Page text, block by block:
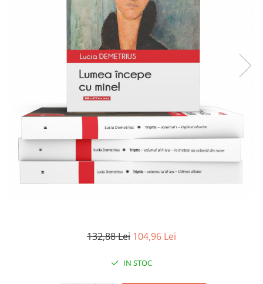
Non-fictiune
Calatorii
Memorii
Stiinte umaniste
132,88 Lei 104,96 Lei
IN STOC